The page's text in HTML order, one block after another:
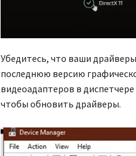
Убедитесь, что ваши
последнюю версию
видеоадаптеров в
чтобы обновить драйверы.